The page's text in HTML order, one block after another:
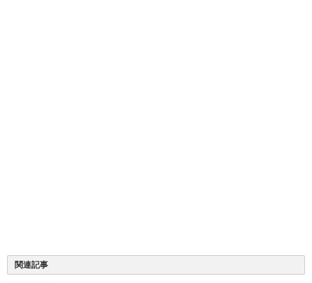
関連記事